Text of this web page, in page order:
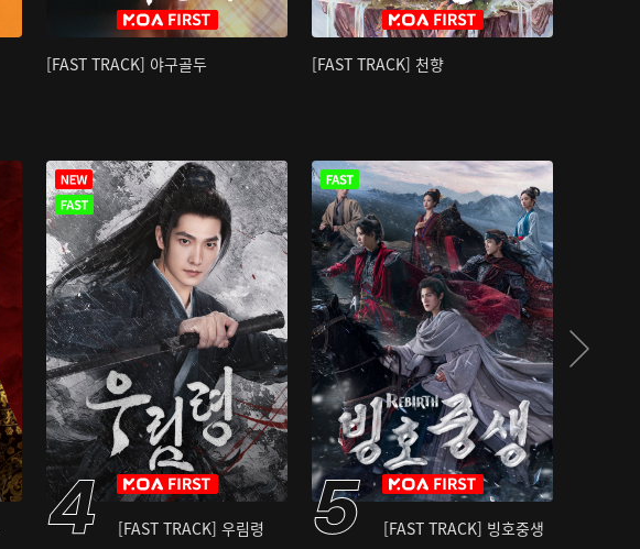
[FAST TRACK] 야구골두 [FAST TRACK] 천향
[FAST TRACK] 우림령 [FAST TRACK] 빙호중생